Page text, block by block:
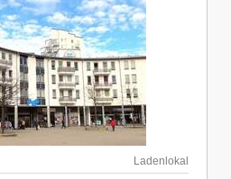
Ladenlokal